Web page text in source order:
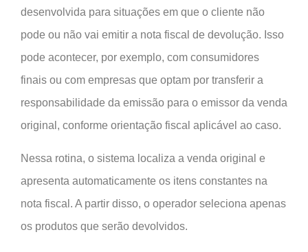
desenvolvida para situações em que o cliente não
pode ou não vai emitir a nota fiscal de devolução. Isso
pode acontecer, por exemplo, com consumidores
finais ou com empresas que optam por transferir a
responsabilidade da emissão para o emissor da venda
original, conforme orientação fiscal aplicável ao caso.
Nessa rotina, o sistema localiza a venda original e
apresenta automaticamente os itens constantes na
nota fiscal. A partir disso, o operador seleciona apenas
os produtos que serão devolvidos.